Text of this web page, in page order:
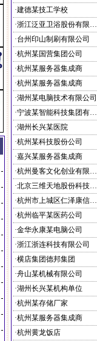
·建德某技工学校
·浙江泛亚卫浴股份有限公司
·台州印山制刷有限公司
·杭州某国营集团公司
·杭州某服务器集成商
·杭州某服务器集成商
·湖州某电脑技术有限公司
·宁波某智能科技集团有限公司
·湖州长兴某医院
·杭州某科技股份公司
·嘉兴某服务器集成商
·杭州曼客文化创业有限公司
·北京三维天地股份科技有限公司
·杭州市上城区仁泽康信护理院
·杭州临平某医药公司
·金华永康某电脑公司
·浙江浙连科技有限公司
·横店集团德邦集团
·舟山某机械有限公司
·湖州长兴某机构单位
·杭州某存储厂家
·杭州某服务器集成商
·杭州黄龙饭店